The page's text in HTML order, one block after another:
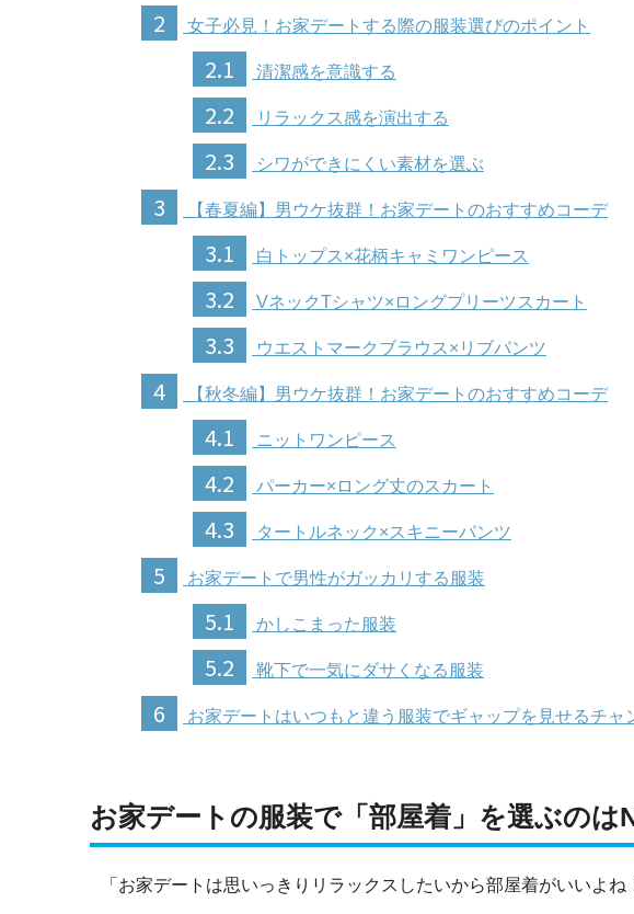
2 女子必見！お家デートする際の服装選びのポイント
2.1 清潔感を意識する
2.2 リラックス感を演出する
2.3 シワができにくい素材を選ぶ
3 【春夏編】男ウケ抜群！お家デートのおすすめコーデ
3.1 白トップス×花柄キャミワンピース
3.2 VネックTシャツ×ロングプリーツスカート
3.3 ウエストマークブラウス×リブパンツ
4 【秋冬編】男ウケ抜群！お家デートのおすすめコーデ
4.1 ニットワンピース
4.2 パーカー×ロング丈のスカート
4.3 タートルネック×スキニーパンツ
5 お家デートで男性がガッカリする服装
5.1 かしこまった服装
5.2 靴下で一気にダサくなる服装
6 お家デートはいつもと違う服装でギャップを見せるチャ
お家デートの服装で「部屋着」を選ぶのは
「お家デートは思いっきりリラックスしたいから部屋着がいいよ